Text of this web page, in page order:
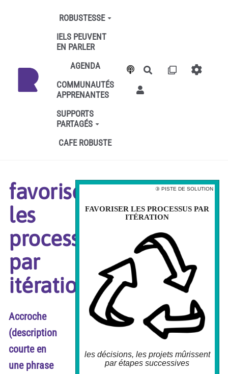
Aller au contenu principal
ROBUSTESSE
IELS PEUVENT
EN PARLER
AGENDA
COMMUNAUTÉS
APPRENANTES
SUPPORTS
PARTAGÉS
CAFE ROBUSTE
Rechercher
③ PISTE DE SOLUTION
FAVORISER LES PROCESSUS PAR
ITÉRATION
les décisions, les projets mûrissent
par étapes successives
FAVORISER LES PROCESSUS PAR
ITÉRATION
Une prise de décision est itérative lorsqu'elle
n'est pas linéaire, c'est-à-dire qu'elle permet
de faire des " retours en arrière " ou des "
boucles " à l'une ou l'autre de ses phases de
construction en fonction par exemple :
d'une recherche d'information
complémentaire ;
d'interrogations apparaissant au fur et à
mesure des avancées ;
des problèmes rencontrés ou des résultats
obtenus.
La mise en place de validation par itération,
permet de se re-synchroniser en permanence
à son environnement et donc d'améliorer
favoriser
les
processus
par
itération
Accroche
(description
courte en
une phrase